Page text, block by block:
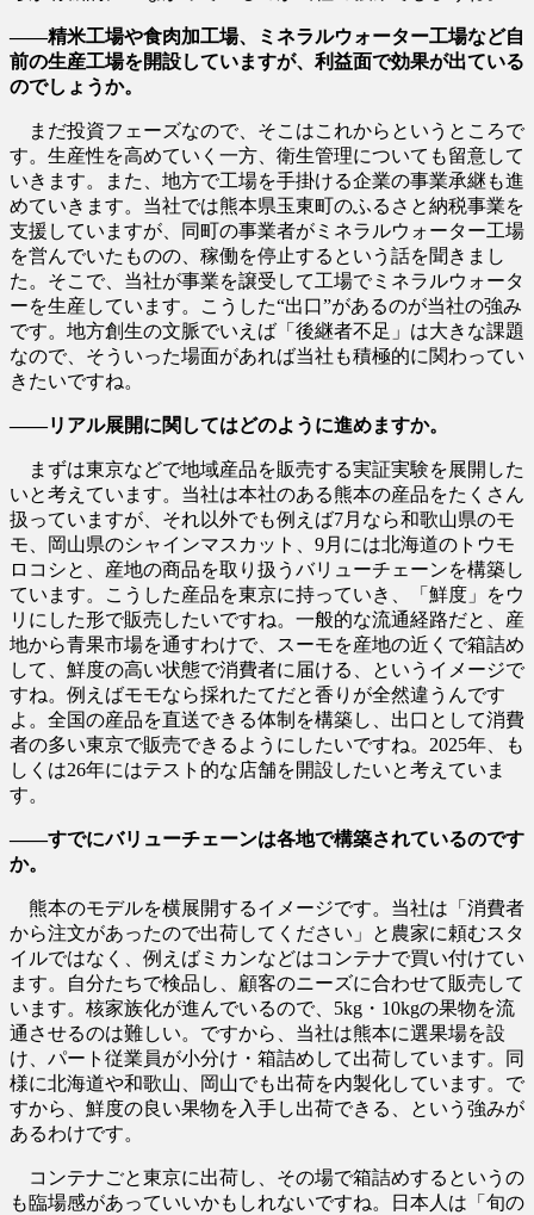
――精米工場や食肉加工場、ミネラルウォーター工場など自
前の生産工場を開設していますが、利益面で効果が出ている
のでしょうか。
まだ投資フェーズなので、そこはこれからというところで
す。生産性を高めていく一方、衛生管理についても留意して
いきます。また、地方で工場を手掛ける企業の事業承継も進
めていきます。当社では熊本県玉東町のふるさと納税事業を
支援していますが、同町の事業者がミネラルウォーター工場
を営んでいたものの、稼働を停止するという話を聞きまし
た。そこで、当社が事業を譲受して工場でミネラルウォータ
ーを生産しています。こうした“出口”があるのが当社の強み
です。地方創生の文脈でいえば「後継者不足」は大きな課題
なので、そういった場面があれば当社も積極的に関わってい
きたいですね。
――リアル展開に関してはどのように進めますか。
まずは東京などで地域産品を販売する実証実験を展開した
いと考えています。当社は本社のある熊本の産品をたくさん
扱っていますが、それ以外でも例えば7月なら和歌山県のモ
モ、岡山県のシャインマスカット、9月には北海道のトウモ
ロコシと、産地の商品を取り扱うバリューチェーンを構築し
ています。こうした産品を東京に持っていき、「鮮度」をウ
リにした形で販売したいですね。一般的な流通経路だと、産
地から青果市場を通すわけで、スーモを産地の近くで箱詰め
して、鮮度の高い状態で消費者に届ける、というイメージで
すね。例えばモモなら採れたてだと香りが全然違うんです
よ。全国の産品を直送できる体制を構築し、出口として消費
者の多い東京で販売できるようにしたいですね。2025年、も
しくは26年にはテスト的な店舗を開設したいと考えていま
す。
――すでにバリューチェーンは各地で構築されているのです
か。
熊本のモデルを横展開するイメージです。当社は「消費者
から注文があったので出荷してください」と農家に頼むスタ
イルではなく、例えばミカンなどはコンテナで買い付けてい
ます。自分たちで検品し、顧客のニーズに合わせて販売して
います。核家族化が進んでいるので、5kg・10kgの果物を流
通させるのは難しい。ですから、当社は熊本に選果場を設
け、パート従業員が小分け・箱詰めして出荷しています。同
様に北海道や和歌山、岡山でも出荷を内製化しています。で
すから、鮮度の良い果物を入手し出荷できる、という強みが
あるわけです。
コンテナごと東京に出荷し、その場で箱詰めするというの
も臨場感があっていいかもしれないですね。日本人は「旬の